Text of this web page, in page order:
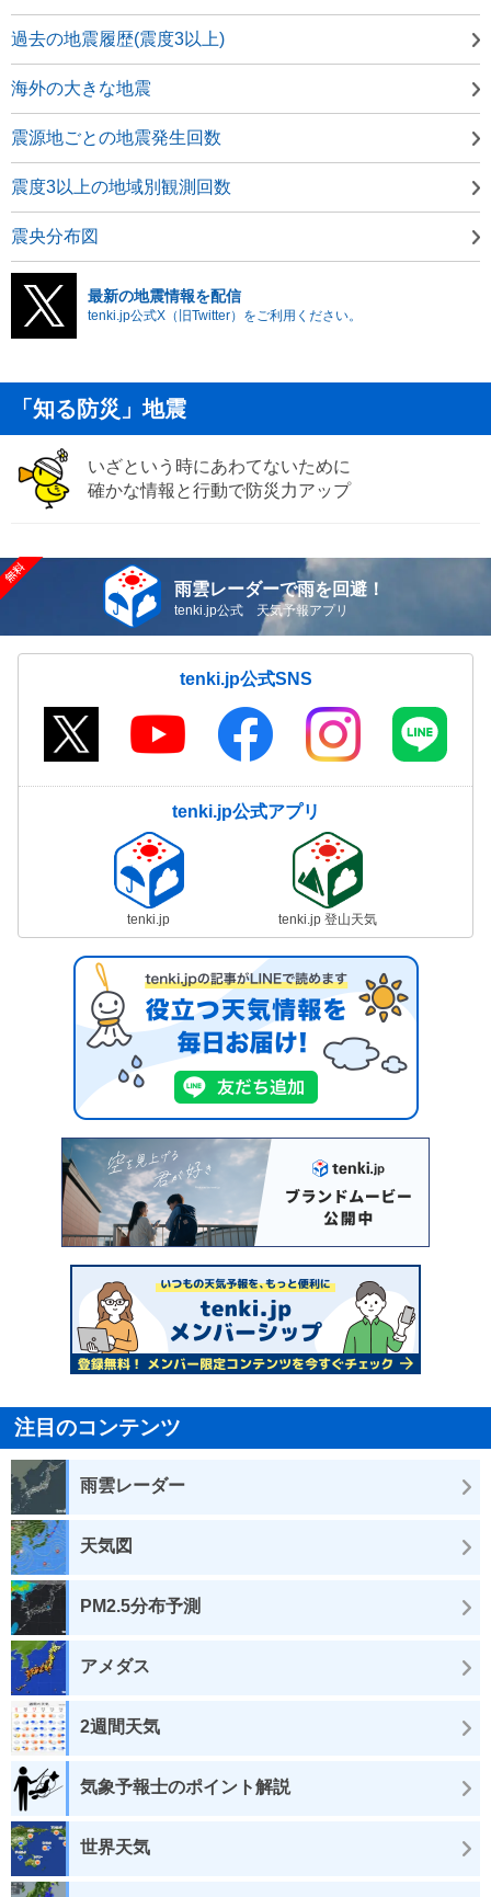
過去の地震履歴(震度3以上)
海外の大きな地震
震源地ごとの地震発生回数
震度3以上の地域別観測回数
震央分布図
最新の地震情報を配信
tenki.jp公式X（旧Twitter）をご利用ください。
「知る防災」地震
いざという時にあわてないために
確かな情報と行動で防災力アップ
雨雲レーダーで雨を回避！
tenki.jp公式 天気予報アプリ
tenki.jp公式SNS
tenki.jp公式アプリ
tenki.jp tenki.jp 登山天気
注目のコンテンツ
雨雲レーダー
天気図
PM2.5分布予測
アメダス
2週間天気
気象予報士のポイント解説
世界天気